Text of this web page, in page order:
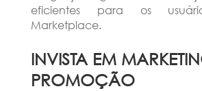
eficientes para os
Marketplace.
INVISTA EM
PROMOÇÃO